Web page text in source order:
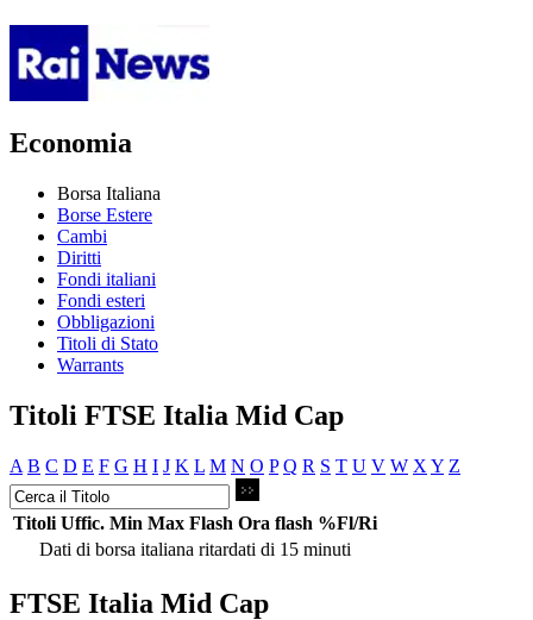
Economia
Borsa Italiana
Borse Estere
Cambi
Diritti
Fondi italiani
Fondi esteri
Obbligazioni
Titoli di Stato
Warrants
Titoli FTSE Italia Mid Cap
A B C D E F G H I J K L M N O P Q R S T U V W X Y Z
Titoli Uffic. Min Max Flash Ora flash %Fl/Ri
Dati di borsa italiana ritardati di 15 minuti
FTSE Italia Mid Cap